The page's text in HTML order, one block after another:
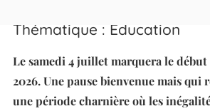
Thématique : Education
Le samedi 4 juillet marquera le début
2026. Une pause bienvenue mais qui
une période charnière où les